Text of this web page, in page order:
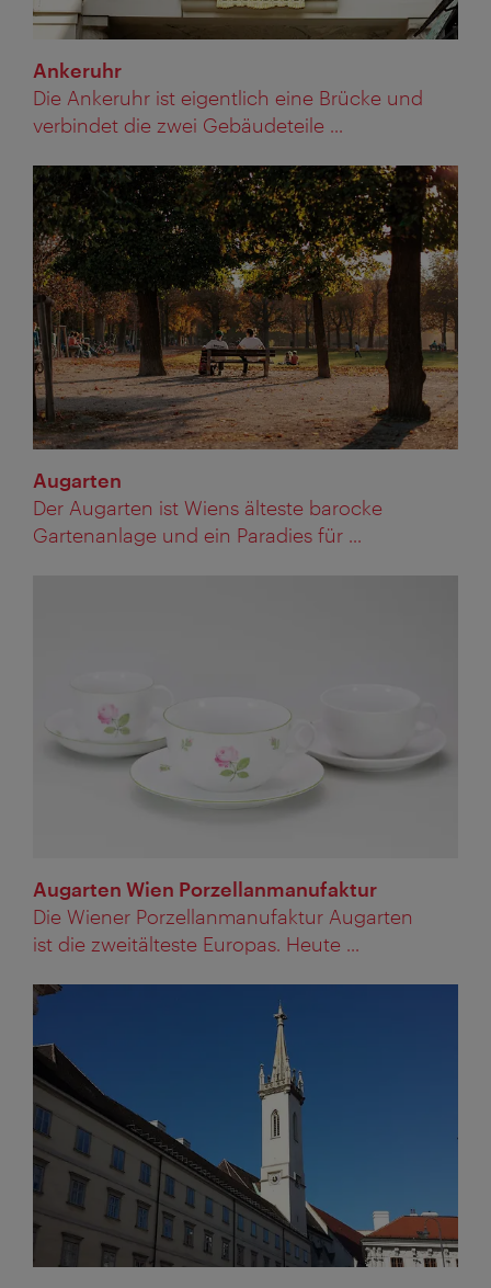
Ankeruhr
Die Ankeruhr ist eigentlich eine Brücke und
verbindet die zwei Gebäudeteile ...
Augarten
Der Augarten ist Wiens älteste barocke
Gartenanlage und ein Paradies für ...
Augarten Wien Porzellanmanufaktur
Die Wiener Porzellanmanufaktur Augarten
ist die zweitälteste Europas. Heute ...